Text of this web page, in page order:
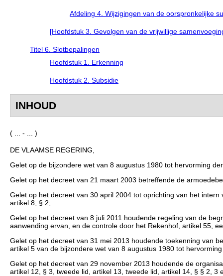
Afdeling 4. Wijzigingen van de oorspronkelijke
[Hoofdstuk 3. Gevolgen van de vrijwillige
Titel 6. Slotbepalingen
Hoofdstuk 1. Erkenning
Hoofdstuk 2. Subsidie
INHOUD
( ... - ... )
DE VLAAMSE REGERING,
Gelet op de bijzondere wet van 8 augustus 1980 tot hervorming
Gelet op het decreet van 21 maart 2003 betreffende de
Gelet op het decreet van 30 april 2004 tot oprichting van het
artikel 8, § 2;
Gelet op het decreet van 8 juli 2011 houdende regeling van de
aanwending ervan, en de controle door het Rekenhof, artikel 55,
Gelet op het decreet van 31 mei 2013 houdende toekenning van
artikel 5 van de bijzondere wet van 8 augustus 1980 tot
Gelet op het decreet van 29 november 2013 houdende de
artikel 12, § 3, tweede lid, artikel 13, tweede lid, artikel 14, § § 2,